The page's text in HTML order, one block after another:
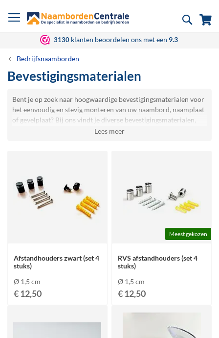
naar
Zoek
3130 klanten beoordelen ons met een 9.3
Bedrijfsnaamborden
Bevestigingsmaterialen
Bent je op zoek naar hoogwaardige bevestigingsmaterialen voor
het eenvoudig en stevig monteren van uw naambord, naamplaat
of gevelplaat? Bij ons vindt je diverse bevestigingsmaterialen,
speciaal geselecteerd voor een duurzame en veilige montage van
Afstandhouders zwart (set 4
stuks)
Ø 1,5 cm
€ 12,50
Meest gekozen
RVS afstandhouders (set 4
stuks)
Ø 1,5 cm
€ 12,50